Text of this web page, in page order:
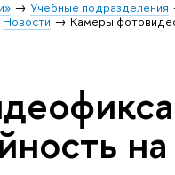
Учебные подразделения
Новости
Камеры